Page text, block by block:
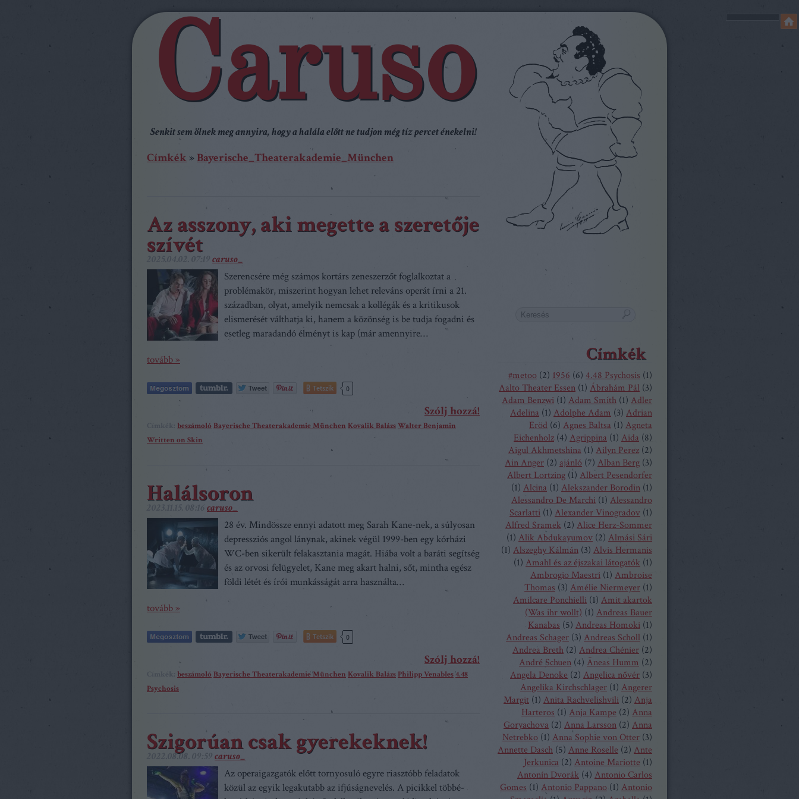
Caruso
Senkit sem ölnek meg annyira, hogy a halála előtt ne tudjon még tíz percet énekelni!
Címkék » Bayerische_Theaterakademie_München
Az asszony, aki megette a szeretője
szívét
caruso_
Szerencsére még számos kortárs zeneszerzőt foglalkoztat a
problémakör, miszerint hogyan lehet releváns operát írni a 21.
században, olyat, amelyik nemcsak a kollégák és a kritikusok
elismerését válthatja ki, hanem a közönség is be tudja fogadni és
esetleg maradandó élményt is kap (már amennyire…
tovább »
Tetszik 0
Szólj hozzá!
beszámoló Bayerische Theaterakademie München Kovalik BalázsWalter Benjamin
Written on Skin
Halálsoron
caruso_
28 év. Mindössze ennyi adatott meg Sarah Kane-nek, a súlyosan
depressziós angol lánynak, akinek végül 1999-ben egy kórházi
WC-ben sikerült felakasztania magát. Hiába volt a baráti segítség
és az orvosi felügyelet, Kane meg akart halni, sőt, mintha egész
földi létét és írói munkásságát arra használta…
tovább »
Tetszik 0
Szólj hozzá!
beszámoló Bayerische Theaterakademie München Kovalik Balázs Philipp Venables4.48
Psychosis
Szigorúan csak gyerekeknek!
2022.08.08. 09:59 caruso_
Az operaigazgatók előtt tornyosuló egyre riasztóbb feladatok
közül az egyik legakutabb az ifjúságnevelés. A picikkel többé-
Címkék
#metoo (2) 1956 (6) 4.48 Psychosis (1)
Aalto Theater Essen (1) Ábrahám Pál (3)
Adam Benzwi (1) Adam Smith (1) Adler
Adelina (1) Adolphe Adam (3) Adrian
Eröd (6) Agnes Baltsa (1) Agneta
Eichenholz (4) Agrippina (1) Aida (8)
Aigul Akhmetshina (1) Ailyn Perez (2)
Ain Anger (2) ajánló (7) Alban Berg (3)
Albert Lortzing (1) Albert Pesendorfer
(1) Alcina (1) Alekszander Borodin (1)
Alessandro De Marchi (1) Alessandro
Scarlatti (1) Alexander Vinogradov (1)
Alfred Sramek (2) Alice Herz-Sommer
(1) Alik Abdukayumov (2) Almási Sári
(1) Alszeghy Kálmán (3) Alvis Hermanis
(1) Amahl és az éjszakai látogatók (1)
Ambrogio Maestri (1) Ambroise
Thomas (3) Amélie Niermeyer (1)
Amilcare Ponchielli (1) Amit akartok
(Was ihr wollt) (1) Andreas Bauer
Kanabas (5) Andreas Homoki (1)
Andreas Schager (3) Andreas Scholl (1)
Andrea Breth (2) Andrea Chénier (2)
André Schuen (4) Äneas Humm (2)
Angela Denoke (2) Angelica nővér (3)
Angelika Kirchschlager (1) Angerer
Margit (1) Anita Rachvelishvili (2) Anja
Harteros (1) Anja Kampe (2) Anna
Goryachova (2) Anna Larsson (2) Anna
Netrebko (1) Anna Sophie von Otter (3)
Annette Dasch (5) Anne Roselle (2) Ante
Jerkunica (2) Antoine Mariotte (1)
Antonín Dvorák (4) Antonio Carlos
Gomes (1) Antonio Pappano (1) Antonio